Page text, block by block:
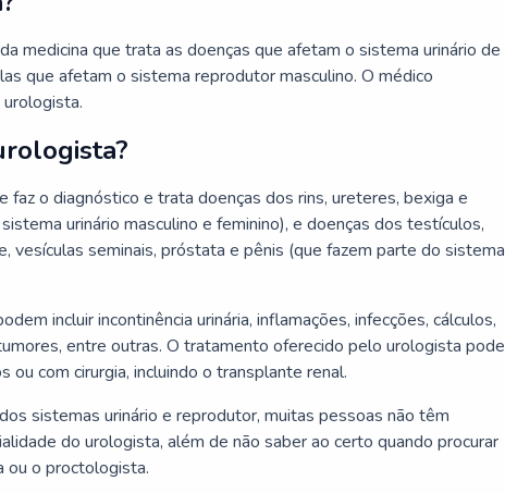
medicina que trata as doenças que afetam o sistema urinário de
que afetam o sistema reprodutor masculino. O médico
faz o diagnóstico e trata doenças dos rins, ureteres, bexiga e
urinário masculino e feminino), e doenças dos testículos,
vesículas seminais, próstata e pênis (que fazem parte do sistema
incluir incontinência urinária, inflamações, infecções, cálculos,
entre outras. O tratamento oferecido pelo urologista pode
ou com cirurgia, incluindo o transplante renal.
sistemas urinário e reprodutor, muitas pessoas não têm
do urologista, além de não saber ao certo quando procurar
ou o proctologista.